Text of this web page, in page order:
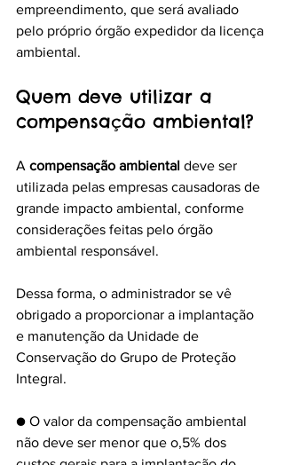
empreendimento, que será avaliado
pelo próprio órgão expedidor da licença
ambiental.
Quem deve utilizar a
compensação ambiental?
A compensação ambiental deve ser
utilizada pelas empresas causadoras de
grande impacto ambiental, conforme
considerações feitas pelo órgão
ambiental responsável.
Dessa forma, o administrador se vê
obrigado a proporcionar a implantação
e manutenção da Unidade de
Conservação do Grupo de Proteção
Integral.
● O valor da compensação ambiental
não deve ser menor que o,5% dos